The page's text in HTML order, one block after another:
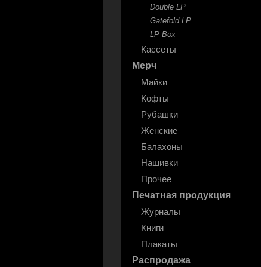
Double LP
Gatefold LP
LP Box
Кассеты
Мерч
Майки
Кофты
Рубашки
Женские
Балахоны
Нашивки
Прочее
Печатная продукция
Журналы
Книги
Плакаты
Распродажа